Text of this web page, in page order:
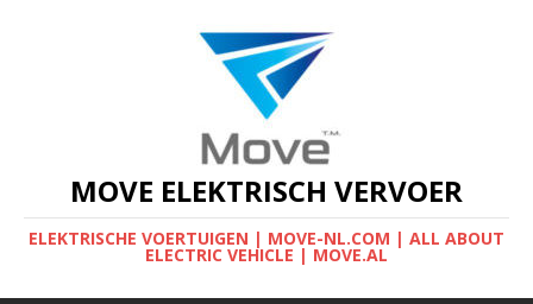
MOVE ELEKTRISCH VERVOER
ELEKTRISCHE VOERTUIGEN | MOVE-NL.COM | ALL ABOUT
ELECTRIC VEHICLE | MOVE.AL